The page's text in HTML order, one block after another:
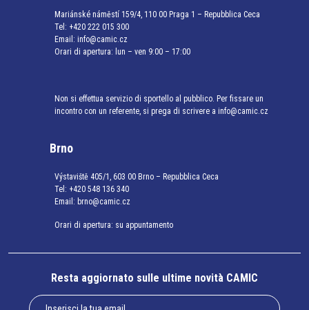
Mariánské náměstí 159/4, 110 00 Praga 1 – Repubblica Ceca
Tel: +420 222 015 300
Email: info@camic.cz
Orari di apertura: lun – ven 9:00 – 17:00
Non si effettua servizio di sportello al pubblico. Per fissare un
incontro con un referente, si prega di scrivere a info@camic.cz
Brno
Výstaviště 405/1, 603 00 Brno – Repubblica Ceca
Tel: +420 548 136 340
Email: brno@camic.cz
Orari di apertura: su appuntamento
Resta aggiornato sulle ultime novità CAMIC